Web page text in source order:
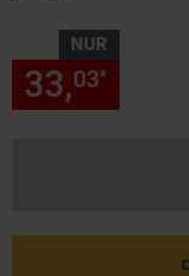
NUR
33,03*